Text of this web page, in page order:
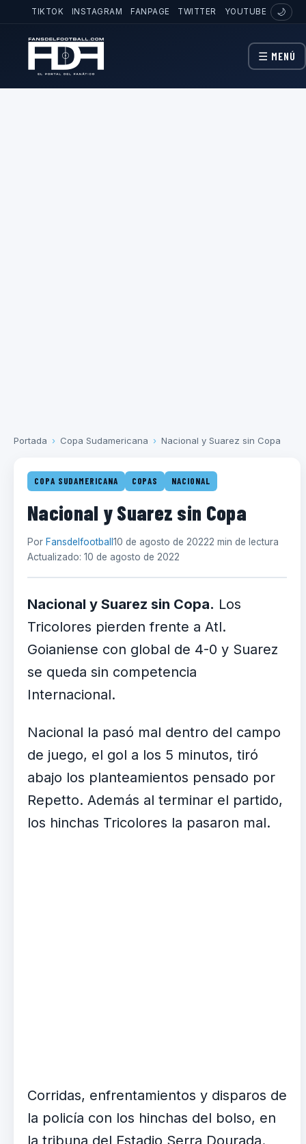
TIKTOK INSTAGRAM FANPAGE TWITTER YOUTUBE 🌙
☰ MENÚ
Portada › Copa Sudamericana › Nacional y Suarez sin Copa
COPA SUDAMERICANA COPAS NACIONAL
Nacional y Suarez sin Copa
Por Fansdelfootball 10 de agosto de 20222 min de lectura
Actualizado: 10 de agosto de 2022
Nacional y Suarez sin Copa. Los
Tricolores pierden frente a Atl.
Goianiense con global de 4-0 y Suarez
se queda sin competencia
Internacional.
Nacional la pasó mal dentro del campo
de juego, el gol a los 5 minutos, tiró
abajo los planteamientos pensado por
Repetto. Además al terminar el partido,
los hinchas Tricolores la pasaron mal.
Corridas, enfrentamientos y disparos de
la policía con los hinchas del bolso, en
la tribuna del Estadio Serra Dourada.